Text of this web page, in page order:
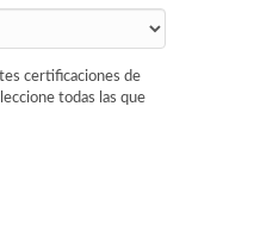
certificaciones de
todas las que